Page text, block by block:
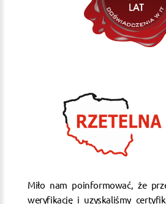
Miło nam poinformować, że
weryfikację i uzyskaliśmy